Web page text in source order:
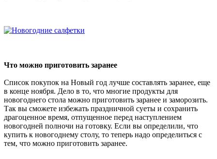
Что можно приготовить заранее
Список покупок на Новый год лучше составлять заранее, еще
в конце ноября. Дело в то, что многие продукты для
новогоднего стола можно приготовить заранее и заморозить.
Так вы сможете избежать праздничной суеты и сохранить
драгоценное время, отпущенное перед наступлением
новогодней полночи на готовку. Если вы определили, что
купить к новогоднему столу, то теперь надо определиться с
тем, что можно приготовить заранее.